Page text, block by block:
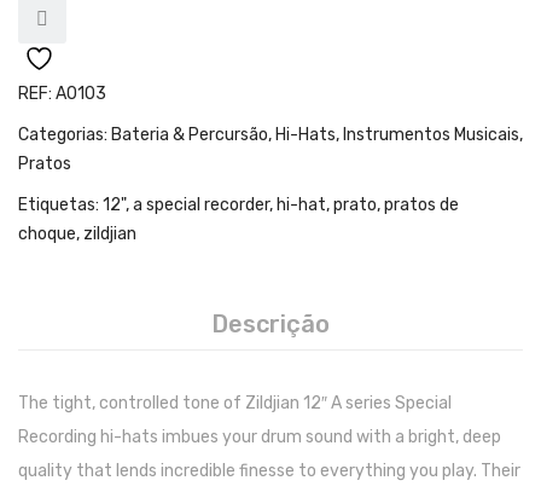
Sintetizadores
Controladores Midi
BATERIA & PERCURSÃO
Baterias Acústicas
REF: A0103
Categorias: Bateria & Percursão, Hi-Hats, Instrumentos Musicais,
Pratos
Etiquetas: 12",a special recorder, hi-hat,prato,pratos de
choque, zildjian
Descrição
The tight, controlled tone of Zildjian 12″ A series Special
Recording hi-hats imbues your drum sound with a bright, deep
quality that lends incredible finesse to everything you play. Their